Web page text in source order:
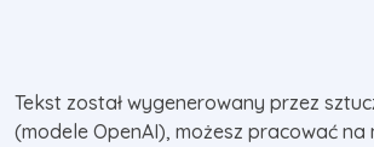
Tekst został wygenerowany przez
(modele OpenAI), możesz pracować na